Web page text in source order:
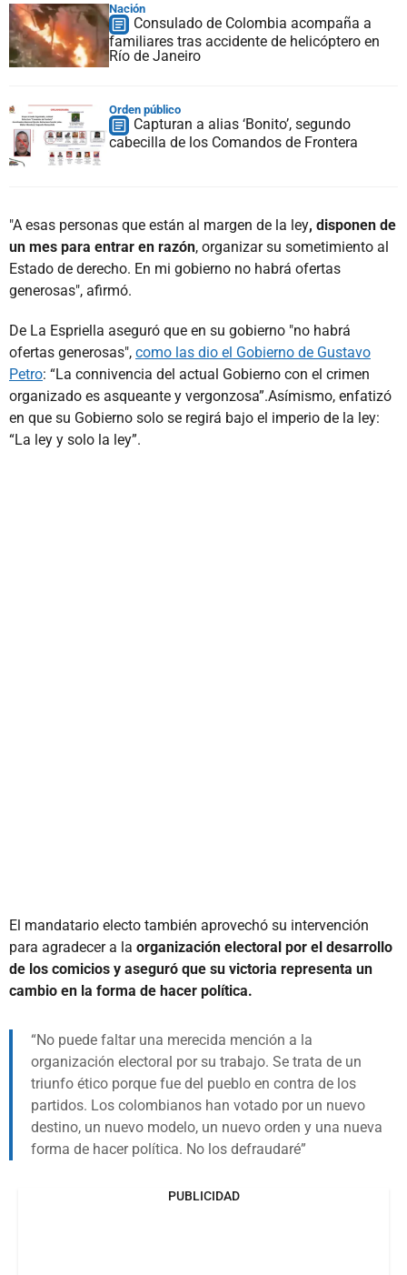
Nación
Consulado de Colombia acompaña a
familiares tras accidente de helicóptero en
Río de Janeiro
Orden público
Capturan a alias ‘Bonito’, segundo
cabecilla de los Comandos de Frontera
"A esas personas que están al margen de la ley, disponen de
un mes para entrar en razón, organizar su sometimiento al
Estado de derecho. En mi gobierno no habrá ofertas
generosas", afirmó.
De La Espriella aseguró que en su gobierno "no habrá
ofertas generosas", como las dio el Gobierno de Gustavo
Petro: “La connivencia del actual Gobierno con el crimen
organizado es asqueante y vergonzosa”.Asímismo, enfatizó
en que su Gobierno solo se regirá bajo el imperio de la ley:
“La ley y solo la ley”.
El mandatario electo también aprovechó su intervención
para agradecer a la organización electoral por el desarrollo
de los comicios y aseguró que su victoria representa un
cambio en la forma de hacer política.
No puede faltar una merecida mención a la
organización electoral por su trabajo. Se trata de un
triunfo ético porque fue del pueblo en contra de los
partidos. Los colombianos han votado por un nuevo
destino, un nuevo modelo, un nuevo orden y una nueva
forma de hacer política. No los defraudaré
PUBLICIDAD